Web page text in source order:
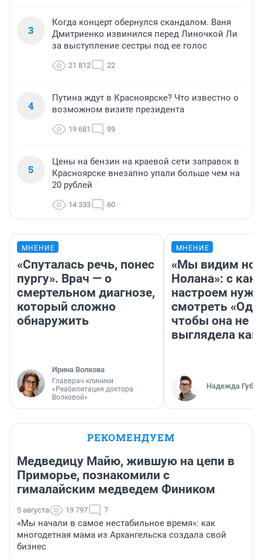
3
Когда концерт обернулся скандалом. Ваня
Дмитриенко извинился перед Линочкой Ли
за выступление сестры под ее голос
21 812 22
4
Путина ждут в Красноярске? Что известно о
возможном визите президента
19 681 99
5
Цены на бензин на краевой сети заправок в
Красноярске внезапно упали больше чем на
20 рублей
14 333 60
МНЕНИЕ
«Спуталась речь, понес
пургу». Врач — о
смертельном диагнозе,
который сложно
обнаружить
Ирина Волкова
Главврач клиники
«Реабилитация доктора
Волковой»
МНЕНИЕ
«Мы видим
Нолана»: с
настроем
смотреть
чтобы она не
выглядела как
Надежда
РЕКОМЕНДУЕМ
Медведицу Майю, жившую на цепи в
Приморье, познакомили с
гималайским медведем Фиником
5 августа 19 797 7
«Мы начали в самое нестабильное время»: как
многодетная мама из Архангельска создала свой
бизнес